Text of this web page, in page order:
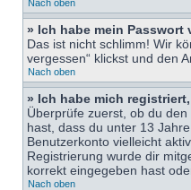
Nach oben
» Ich habe mein Passwort
Das ist nicht schlimm! Wir
vergessen“ klickst und den
Nach oben
» Ich habe mich
Überprüfe zuerst, ob du
hast, dass du unter 13
Benutzerkonto vielleicht
Registrierung wurde dir
korrekt eingegeben hast
Nach oben